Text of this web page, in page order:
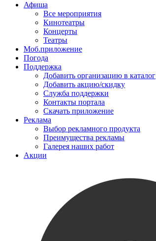
Афиша
Все мероприятия
Кинотеатры
Концерты
Театры
Моб.приложение
Погода
Поддержка
Добавить организацию в каталог
Добавить акцию/скидку
Служба поддержки
Контакты портала
Скачать приложение
Реклама
Выбор рекламного продукта
Преимущества рекламы
Галерея наших работ
Акции